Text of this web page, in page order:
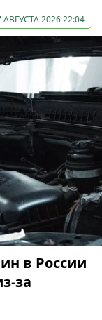
АВГУСТА 2026 22:04
в России
за